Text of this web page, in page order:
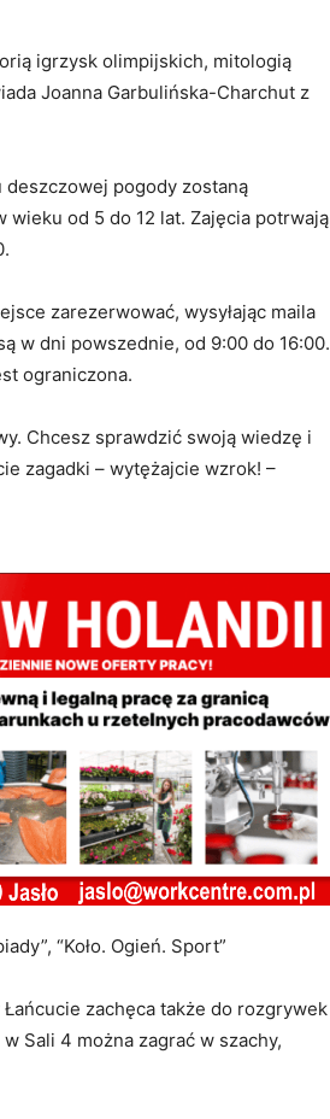
igrzysk olimpijskich, mitologią
Joanna Garbulińska-Charchut z
deszczowej pogody zostaną
od 5 do 12 lat. Zajęcia potrwają
zarezerwować, wysyłając maila
w dni powszednie, od 9:00 do 16:00.
ograniczona.
Chcesz sprawdzić swoją wiedzę i
zagadki – wytężajcie wzrok! –
“Koło. Ogień. Sport”
zachęca także do rozgrywek
Sali 4 można zagrać w szachy,